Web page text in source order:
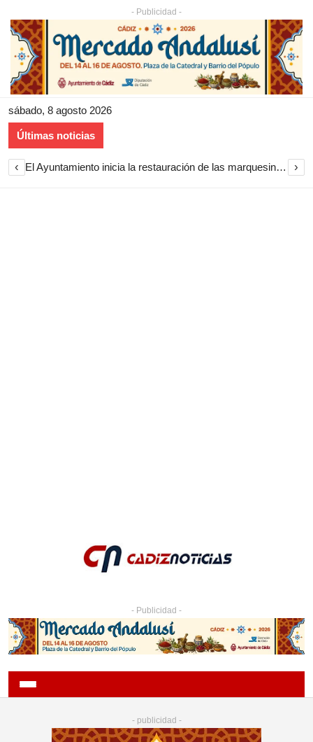
- Publicidad -
sábado, 8 agosto 2026
Últimas noticias
‹ El Ayuntamiento inicia la restauración de las marquesinas de Plaza Esteve para volver a instalarlas en el centro de Jerez ›
- Publicidad -
- publicidad -